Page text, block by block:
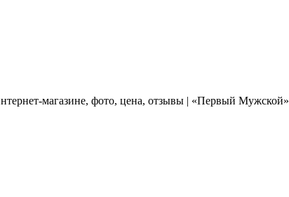
магазине, фото, цена, отзывы | «Первый Мужской»